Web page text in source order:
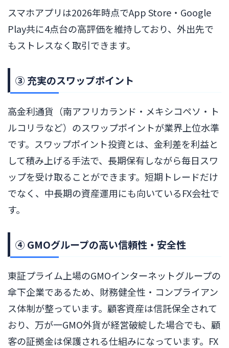
スマホアプリは2026年時点でApp Store・Google
Play共に4点台の高評価を維持しており、外出先で
もストレスなく取引できます。
③ 充実のスワップポイント
高金利通貨（南アフリカランド・メキシコペソ・ト
ルコリラなど）のスワップポイントが業界上位水準
です。スワップポイント投資とは、金利差を利益と
して積み上げる手法で、長期保有しながら毎日スワ
ップを受け取ることができます。短期トレードだけ
でなく、中長期の資産運用にも向いているFX会社で
す。
④ GMOグループの高い信頼性・安全性
東証プライム上場のGMOインターネットグループの
傘下企業であるため、財務健全性・コンプライアン
ス体制が整っています。顧客資産は信託保全されて
おり、万が一GMO外貨が経営破綻した場合でも、顧
客の証拠金は保護される仕組みになっています。FX